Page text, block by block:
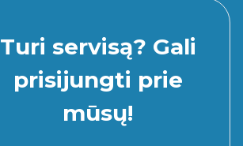
Turi servisą? Gali
prisijungti prie
mūsų!